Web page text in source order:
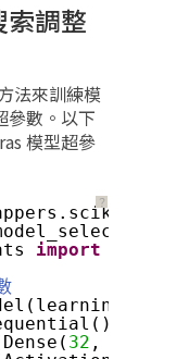
調整
法來訓練模
參數。以下
模型超參
？
import
32 ,